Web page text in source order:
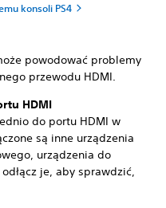
konsoli PS4
powodować problemy
przewodu HDMI.
HDMI
do portu HDMI w
są inne urządzenia
urządzenia do
je, aby sprawdzić,